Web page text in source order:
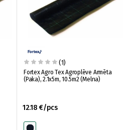
(1)
Fortex Agro Tex Agroplēve Armēta
(Paka), 2.1x5m, 10.5m2 (Melna)
12.18 €/pcs